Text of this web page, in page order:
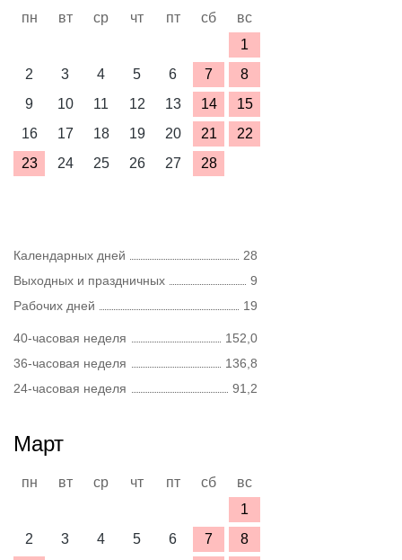
пн вт ср чт пт сб
вс
1
2
3 4 5 6 7
8
9
10 11 12 13 14
15
16
17 18 19 20 21
22
23
24 25 26 27 28
Календарных дней
28
Выходных и праздничных
9
Рабочих дней
19
40-часовая неделя
152,0
36-часовая неделя
136,8
24-часовая неделя
91,2
Март
пн вт ср чт пт сб
вс
1
2
3 4 5 6 7
8